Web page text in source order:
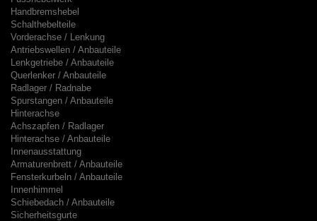
Handbremshebel
Schalthebelteile
Vorderachse / Lenkung
Antriebswellen / Anbauteile
Lenkgetriebe / Anbauteile
Querlenker / Anbauteile
Radlager / Radnabe
Spurstangen / Anbauteile
Hinterachse
Achszapfen / Radlager
Hinterachse / Anbauteile
Innenausstattung
Armaturenbrett / Anbauteile
Fensterkurbeln / Anbauteile
Innenhimmel
Schiebedach / Anbauteile
Sicherheitsgurte